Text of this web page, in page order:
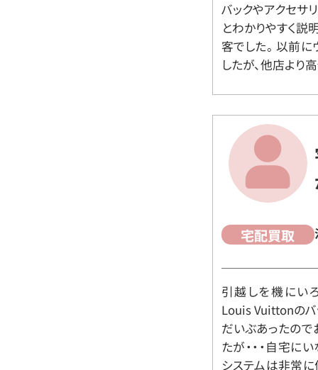
バックやアクセサ
とわかりやすく説
客でした。 以前
したが、他店より
宅配買取
引越しを機にい
Louis Vuittonのバ
だいぶあったので
たが・・・自宅に
システムは非常に